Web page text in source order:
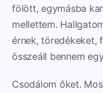
fölött, egymásba
mellettem.
érnek, töredékeket,
összeáll bennem
Csodálom őket.